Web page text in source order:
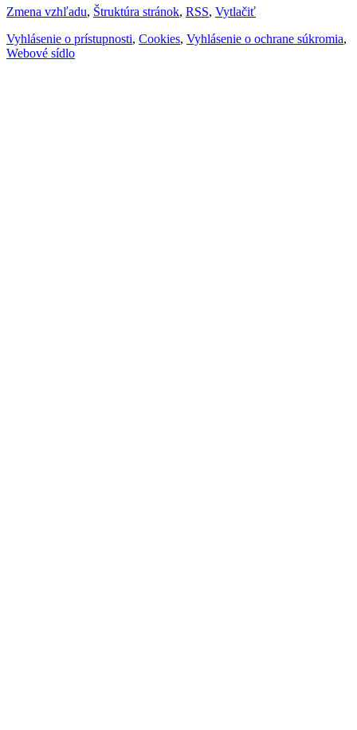
Zmena vzhľadu, Štruktúra stránok, RSS, Vytlačiť
Vyhlásenie o prístupnosti, Cookies, Vyhlásenie o ochrane súkromia,
Webové sídlo